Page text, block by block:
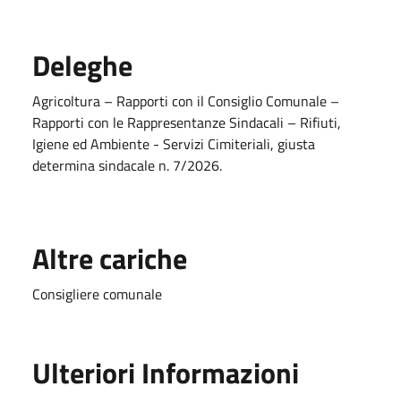
Deleghe
Agricoltura – Rapporti con il Consiglio Comunale –
Rapporti con le Rappresentanze Sindacali – Rifiuti,
Igiene ed Ambiente - Servizi Cimiteriali, giusta
determina sindacale n. 7/2026.
Altre cariche
Consigliere comunale
Ulteriori Informazioni